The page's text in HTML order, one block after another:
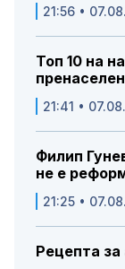
21:56 •
Топ 10 на
21:41 •
Филип
не е
21:25 •
Рецепта